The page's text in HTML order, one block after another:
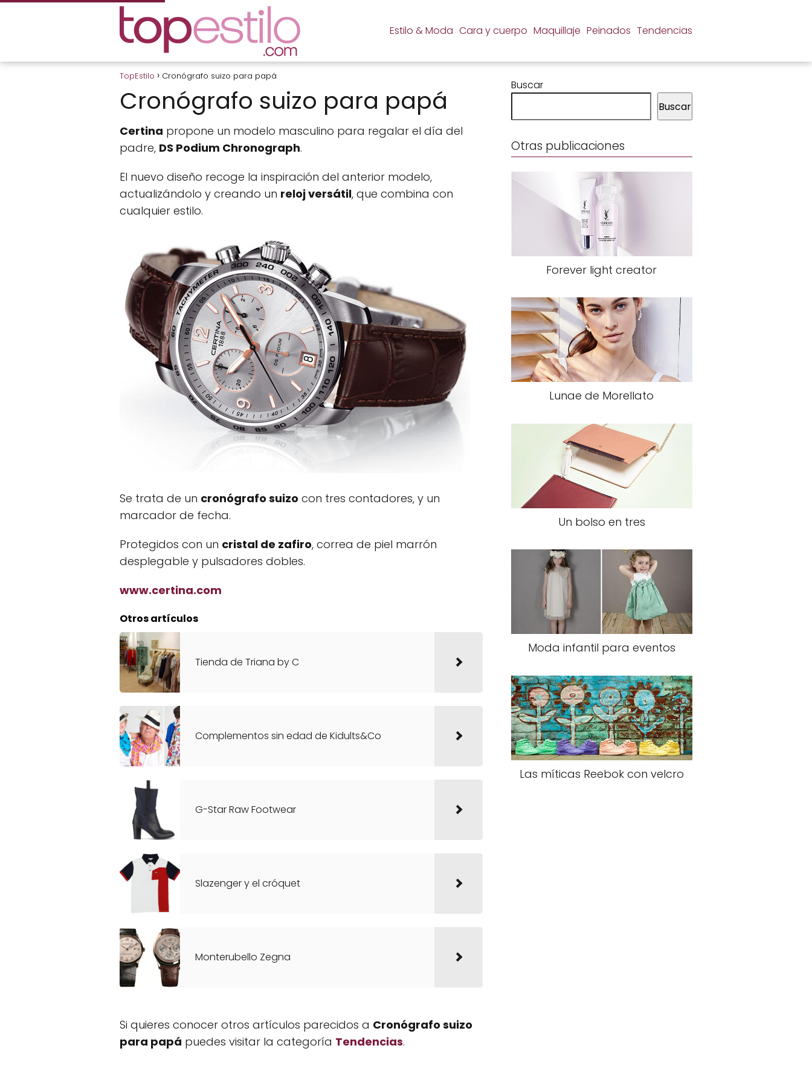
Estilo & Moda Cara y cuerpo Maquillaje Peinados Tendencias
TopEstilo Cronógrafo suizo para papá
Cronógrafo suizo para papá
Certina propone un modelo masculino para regalar el día del
padre, DS Podium Chronograph.
El nuevo diseño recoge la inspiración del anterior modelo,
actualizándolo y creando un reloj versátil, que combina con
cualquier estilo.
Se trata de un cronógrafo suizo con tres contadores, y un
marcador de fecha.
Protegidos con un cristal de zafiro, correa de piel marrón
desplegable y pulsadores dobles.
www.certina.com
Otros artículos
Tienda de Triana by C
Complementos sin edad de Kidults&Co
G-Star Raw Footwear
Slazenger y el cróquet
Monterubello Zegna
Si quieres conocer otros artículos parecidos a Cronógrafo suizo
para papá puedes visitar la categoría Tendencias.
Buscar
Buscar
Otras publicaciones
Forever light creator
Lunae de Morellato
Un bolso en tres
Moda infantil para eventos
Las míticas Reebok con velcro